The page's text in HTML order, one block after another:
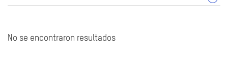
No se encontraron resultados